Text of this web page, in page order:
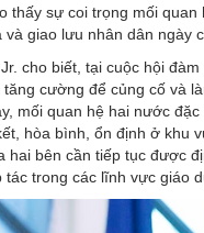
thấy sự coi trọng mối
và giao lưu nhân dân
cho biết, tại cuộc hội đàm
cường để củng cố và
mối quan hệ hai nước
hòa bình, ổn định ở
hai bên cần tiếp tục được
trong các lĩnh vực giáo